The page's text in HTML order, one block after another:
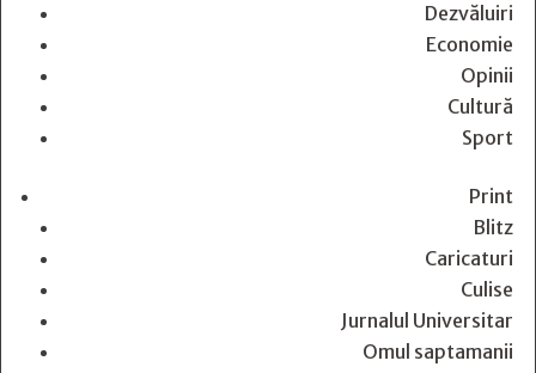
Dezvăluiri
Economie
Opinii
Cultură
Sport
Print
Blitz
Caricaturi
Culise
Jurnalul Universitar
Omul saptamanii